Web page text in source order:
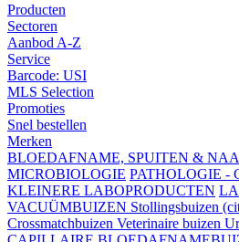
Producten
Sectoren
Aanbod A-Z
Service
Barcode: USI
MLS Selection
Promoties
Snel bestellen
Merken
BLOEDAFNAME, SPUITEN &
MICROBIOLOGIE PATHOLOGIE -
KLEINERE LABOPRODUCTEN
VACUÜMBUIZEN Stollingsbuizen
Crossmatchbuizen Veterinaire buizen